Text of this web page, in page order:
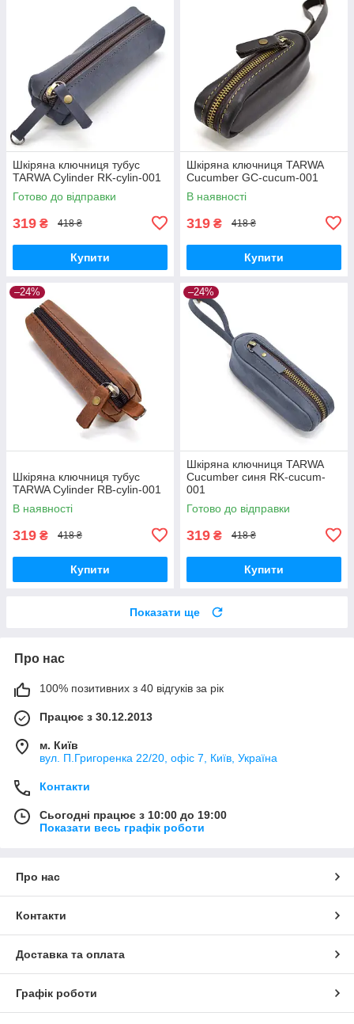
Шкіряна ключниця тубус
TARWA Cylinder RK-cylin-001
Готово до відправки
319 ₴ 418 ₴
Купити
Шкіряна ключниця TARWA
Cucumber GC-cucum-001
В наявності
319 ₴ 418 ₴
Купити
–24%
Шкіряна ключниця тубус
TARWA Cylinder RB-cylin-001
В наявності
319 ₴ 418 ₴
Купити
–24%
Шкіряна ключниця TARWA
Cucumber синя RK-cucum-
001
Готово до відправки
319 ₴ 418 ₴
Купити
Показати ще
Про нас
100% позитивних з 40 відгуків за рік
Працює з 30.12.2013
м. Київ
вул. П.Григоренка 22/20, офіс 7, Київ, Україна
Контакти
Сьогодні працює з 10:00 до 19:00
Показати весь графік роботи
Про нас
Контакти
Доставка та оплата
Графік роботи